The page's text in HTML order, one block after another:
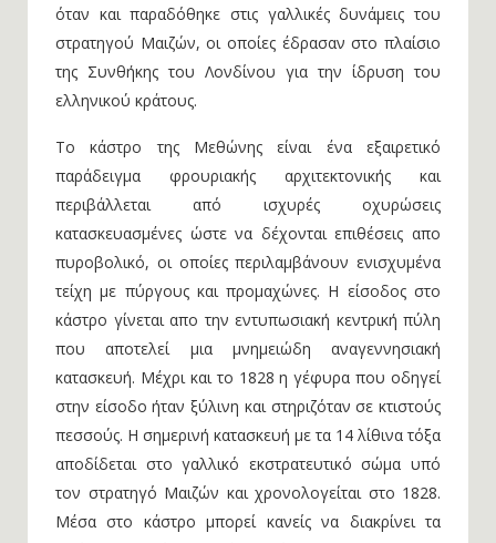
όταν και παραδόθηκε στις γαλλικές δυνάμεις του
στρατηγού Μαιζών, οι οποίες έδρασαν στο πλαίσιο
της Συνθήκης του Λονδίνου για την ίδρυση του
ελληνικού κράτους.
Το κάστρο της Μεθώνης είναι ένα εξαιρετικό
παράδειγμα φρουριακής αρχιτεκτονικής και
περιβάλλεται από ισχυρές οχυρώσεις
κατασκευασμένες ώστε να δέχονται επιθέσεις απο
πυροβολικό, οι οποίες περιλαμβάνουν ενισχυμένα
τείχη με πύργους και προμαχώνες. Η είσοδος στο
κάστρο γίνεται απο την εντυπωσιακή κεντρική πύλη
που αποτελεί μια μνημειώδη αναγεννησιακή
κατασκευή. Μέχρι και το 1828 η γέφυρα που οδηγεί
στην είσοδο ήταν ξύλινη και στηριζόταν σε κτιστούς
πεσσούς. Η σημερινή κατασκευή με τα 14 λίθινα τόξα
αποδίδεται στο γαλλικό εκστρατευτικό σώμα υπό
τον στρατηγό Μαιζών και χρονολογείται στο 1828.
Μέσα στο κάστρο μπορεί κανείς να διακρίνει τα